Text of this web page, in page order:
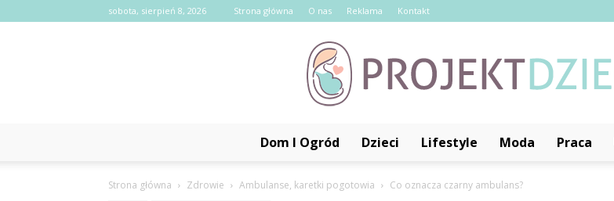
sobota, sierpień 8, 2026 Strona główna O nas Reklama Kontakt
Dom I Ogród Dzieci Lifestyle Moda Praca
Strona główna Zdrowie Ambulanse, karetki pogotowia Co oznacza czarny ambulans?